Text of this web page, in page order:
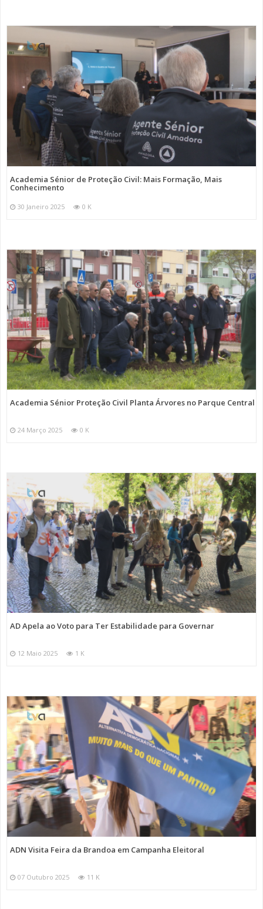
Academia Sénior de Proteção Civil: Mais Formação, Mais
Conhecimento
30 Janeiro 2025 0 K
Academia Sénior Proteção Civil Planta Árvores no Parque Central
24 Março 2025 0 K
AD Apela ao Voto para Ter Estabilidade para Governar
12 Maio 2025 1 K
ADN Visita Feira da Brandoa em Campanha Eleitoral
07 Outubro 2025 11 K